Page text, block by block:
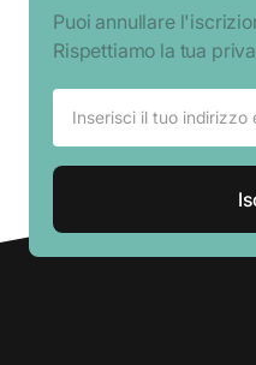
Puoi annullare
Rispettiamo la tua